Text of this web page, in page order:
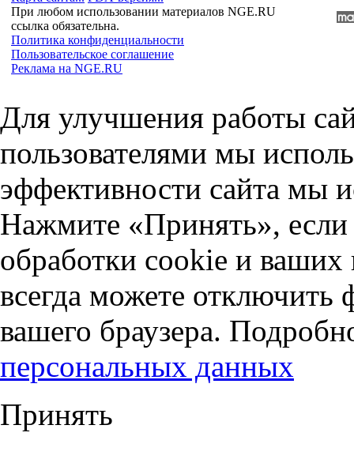
При любом использовании материалов NGE.RU
ссылка обязательна.
Политика конфиденциальности
Пользовательское соглашение
Реклама на NGE.RU
Для улучшения работы
пользователями мы
эффективности сайта мы
Нажмите «Принять», если
обработки cookie и
всегда можете отключить
вашего браузера.
персональных данных
Принять